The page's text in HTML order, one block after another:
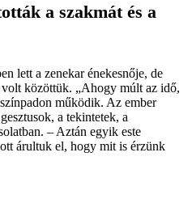
a szakmát és a
lett a zenekar énekesnője, de
közöttük. „Ahogy múlt az idő,
működik. Az ember
a tekintetek, a
– Aztán egyik este
árultuk el, hogy mit is érzünk